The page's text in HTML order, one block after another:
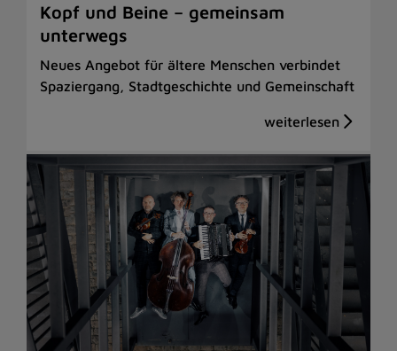
Kopf und Beine – gemeinsam
unterwegs
Neues Angebot für ältere Menschen verbindet
Spaziergang, Stadtgeschichte und Gemeinschaft